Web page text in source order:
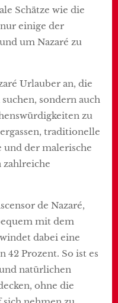
Schätze wie die
einige der
um Nazaré zu
Urlauber an, die
sondern auch
zu
traditionelle
und der malerische
zahlreiche
de Nazaré,
mit dem
dabei eine
42 Prozent. So ist es
natürlichen
ohne die